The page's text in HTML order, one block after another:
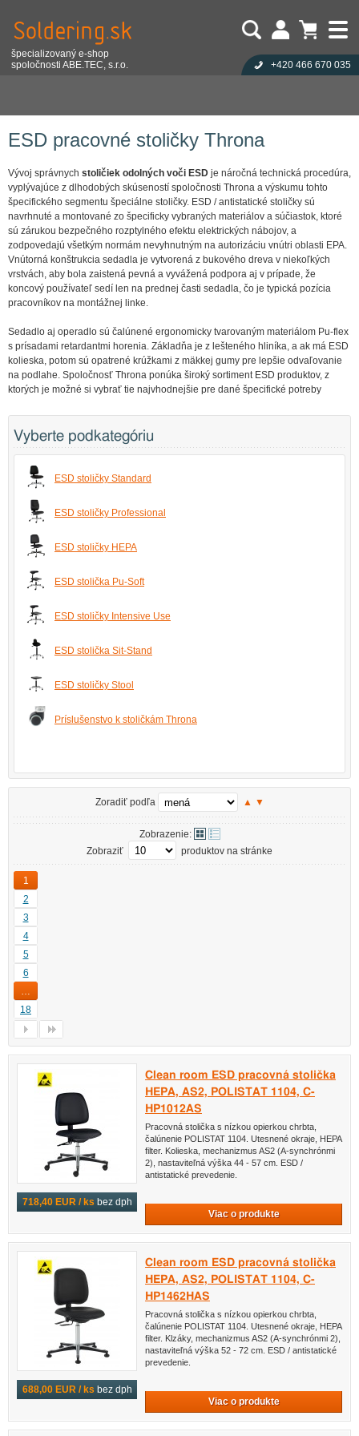
ESD pracovné stoličky Throna
Vývoj správnych stoličiek odolných voči ESD je náročná technická procedúra,
vyplývajúce z dlhodobých skúseností spoločnosti Throna a výskumu tohto
špecifického segmentu špeciálne stoličky. ESD / antistatické stoličky sú
navrhnuté a montované zo špecificky vybraných materiálov a súčiastok, ktoré
sú zárukou bezpečného rozptylného efektu elektrických nábojov, a
zodpovedajú všetkým normám nevyhnutným na autorizáciu vnútri oblasti EPA.
Vnútorná konštrukcia sedadla je vytvorená z bukového dreva v niekoľkých
vrstvách, aby bola zaistená pevná a vyvážená podpora aj v prípade, že
koncový používateľ sedí len na prednej časti sedadla, čo je typická pozícia
pracovníkov na montážnej linke.
Sedadlo aj operadlo sú čalúnené ergonomicky tvarovaným materiálom Pu-flex
s prísadami retardantmi horenia. Základňa je z lešteného hliníka, a ak má ESD
kolieska, potom sú opatrené krúžkami z mäkkej gumy pre lepšie odvaľovanie
na podlahe. Spoločnosť Throna ponúka široký sortiment ESD produktov, z
ktorých je možné si vybrať tie najvhodnejšie pre dané špecifické potreby
Vyberte podkategóriu
ESD stoličky Standard
ESD stoličky Professional
ESD stoličky HEPA
ESD stolička Pu-Soft
ESD stoličky Intensive Use
ESD stolička Sit-Stand
ESD stoličky Stool
Príslušenstvo k stoličkám Throna
Zoradiť podľa ▲ ▼
Zobrazenie:
Zobraziť
produktov na stránke
1
2
3
4
5
6
18
718,40 EUR / ks bez dph
Clean room ESD pracovná stolička
HEPA, AS2, POLISTAT 1104, C-
HP1012AS
Pracovná stolička s nízkou opierkou chrbta,
čalúnenie POLISTAT 1104. Utesnené okraje, HEPA
filter. Kolieska, mechanizmus AS2 (A-synchrónmi
2), nastaviteľná výška 44 - 57 cm. ESD /
antistatické prevedenie.
Viac o produkte
688,00 EUR / ks bez dph
Clean room ESD pracovná stolička
HEPA, AS2, POLISTAT 1104, C-
HP1462HAS
Pracovná stolička s nízkou opierkou chrbta,
čalúnenie POLISTAT 1104. Utesnené okraje, HEPA
filter. Klzáky, mechanizmus AS2 (A-synchrónmi 2),
nastaviteľná výška 52 - 72 cm. ESD / antistatické
prevedenie.
Viac o produkte
špecializovaný e-shop
spoločnosti ABE.TEC, s.r.o.
+420 466 670 035
Cena celkom:0,00 EUR Přihlásit
Zabudli ste heslo?